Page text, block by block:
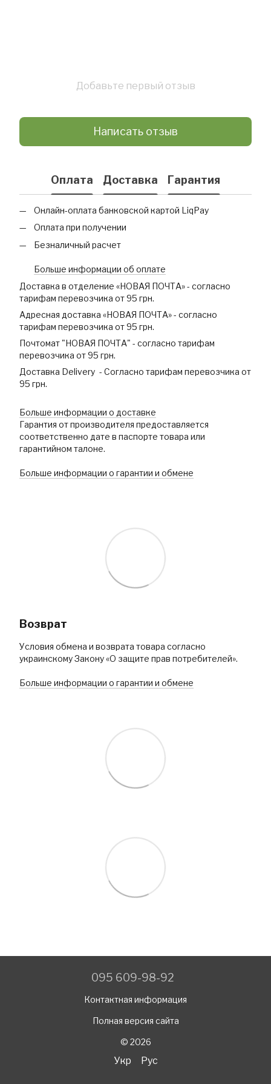
Добавьте первый отзыв
Написать отзыв
Оплата Доставка Гарантия
Онлайн-оплата банковской картой LiqPay
Оплата при получении
Безналичный расчет
Больше информации об оплате
Доставка в отделение «НОВАЯ ПОЧТА» - согласно
тарифам перевозчика от 95 грн.
Адресная доставка «НОВАЯ ПОЧТА» - согласно
тарифам перевозчика от 95 грн.
Почтомат "НОВАЯ ПОЧТА" - согласно тарифам
перевозчика от 95 грн.
Доставка Delivery - Согласно тарифам перевозчика от
95 грн.
Больше информации о доставке
Гарантия от производителя предоставляется
соответственно дате в паспорте товара или
гарантийном талоне.
Больше информации о гарантии и обмене
Возврат
Условия обмена и возврата товара согласно
украинскому Закону «О защите прав потребителей».
Больше информации о гарантии и обмене
095 609-98-92
Контактная информация
Полная версия сайта
© 2026
Укр Рус